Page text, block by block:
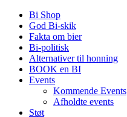
Bi Shop
God Bi-skik
Fakta om bier
Bi-politisk
Alternativer til honning
BOOK en BI
Events
Kommende Events
Afholdte events
Støt